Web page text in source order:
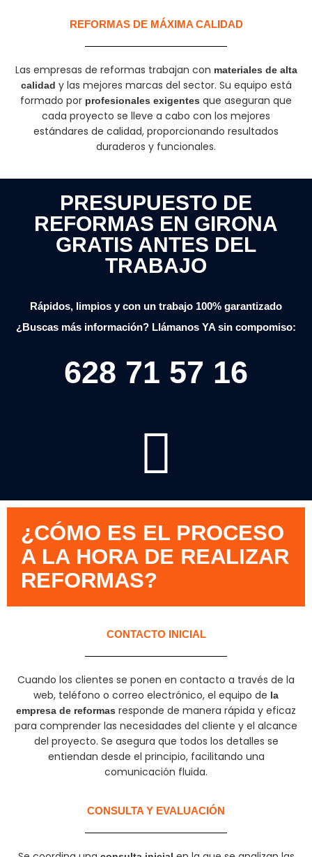
REFORMAS DE MÁXIMA CALIDAD
Las empresas de reformas trabajan con materiales de alta
calidad y las mejores marcas del sector. Su equipo está
formado por profesionales exigentes que aseguran que
cada proyecto se lleve a cabo con los mejores
estándares de calidad, proporcionando resultados
duraderos y funcionales.
PRESUPUESTO DE
REFORMAS EN GIRONA
GRATIS ANTES DEL
TRABAJO
Rápidos, limpios y con un trabajo 100% garantizado
¿Buscas más información? Llámanos YA sin compomiso:
628 71 57 16
¿CÓMO ES EL PROCESO
A LA HORA DE REALIZAR
REFORMAS?
CONTACTO INICIAL
Cuando los clientes se ponen en contacto a través de la
web, teléfono o correo electrónico, el equipo de la
empresa de reformas responde de manera rápida y eficaz
para comprender las necesidades del cliente y el alcance
del proyecto. Se asegura que todos los detalles se
entiendan desde el principio, facilitando una
comunicación fluida.
CONSULTA Y EVALUACIÓN